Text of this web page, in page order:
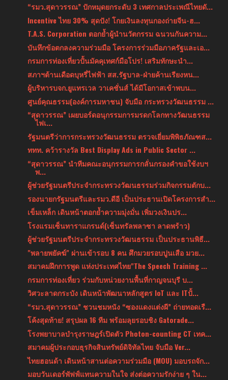
“รมว.สุดาวรรณ” ปักหมุดยกระดับ 3 เทศกาลประเพณีไทยดั...
Incentive ไทย 30% สุดปัง! โกยเงินลงทุนกองถ่ายจีน-ฮ...
T.A.S. Corporation ตอกย้ำผู้นำนวัตกรรม ฉนวนกันความ...
บันทึกข้อตกลงความร่วมมือ โครงการร่วมมือภาครัฐและเอ...
กรมการท่องเที่ยวปั้นมัคคุเทศก์มือโปร! เสริมทักษะนำ...
สภาฯต้านเดือดบุหรี่ไฟฟ้า สส.รัฐบาล-ฝ่ายค้านเรียงหน...
ผู้บริหารบจก.ยูแทรเวล วาเคชั่นส์ ได้มีโอกาสเข้าพบน...
ศูนย์คุณธรรม(องค์การมหาชน) จับมือ กระทรวงวัฒนธรรม ...
“สุดาวรรณ” เผยบอร์ดอนุกรรมการมรดกโลกทางวัฒนธรรม
ไฟเ...
รัฐมนตรีว่าการกระทรวงวัฒนธรรม ตรวจเยี่ยมพิพิธภัณฑส...
ททท. คว้ารางวัล Best Display Ads in Public Sector ...
“สุดาวรรณ” นำทีมคณะอนุกรรมการกลั่นกรองคำขอใช้งบฯ
พ...
ผู้ช่วยรัฐมนตรีประจำกระทรวงวัฒนธรรมร่วมกิจกรรมตักบ...
รองนายกรัฐมนตรีและรมว.ดีอี เป็นประธานเปิดโครงการสำ...
เข็มเหล็ก เดินหน้าตอกย้ำความมุ่งมั่น เพิ่มวงเงินปร...
โรงแรมเซ็นทาราแกรนด์(เซ็นทรัลพลาซา ลาดพร้าว)
ผู้ช่วยรัฐมนตรีประจำกระทรวงวัฒนธรรม เป็นประธานพิธี...
"พลายพยัคฆ์" ผ่านเข้ารอบ 8 คน ศึกมวยรอบปูนเสือ มวย...
สมาคมฝึกการพูด แห่งประเทศไทย"The Speech Training ...
กรมการท่องเที่ยว ร่วมกับหน่วยงานพื้นที่กาญจนบุรี บ...
วิศวะลาดกระบัง เดินหน้าพัฒนาหลักสูตร IoT และ ITปั้...
“รมว.สุดาวรรณ” ชวนชมหนัง “ซองแดงแต่งผี” ถ่ายทอดเรื...
โค้งสุดท้าย! สรุปผล 16 ทีม พร้อมลุยรอบชิง Gatorade...
โรงพยาบาลบำรุงราษฎร์เปิดตัว Photon-counting CT เทค...
สมาคมผู้ประกอบธุรกิจสินทรัพย์ดิจิทัลไทย จับมือ Ver...
ไทยฮอนด้า เดินหน้าสานต่อความร่วมมือ (MOU) มอบรถจัก...
มอบวันเดอร์พัฟฟ์แทนความในใจ ส่งต่อความรักง่าย ๆ ใน...